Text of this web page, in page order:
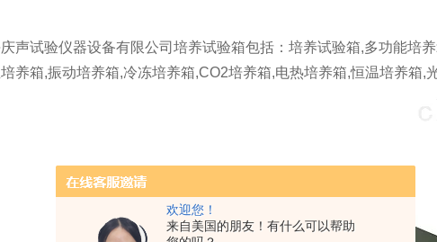
欢迎您！
来自美国的朋友！有什么可以帮助
庆声试验仪器设备有限公司培养试验箱包括：培养试验箱,多功能培
养箱,振动培养箱,冷冻培养箱,CO2培养箱,电热培养箱,恒温培养箱,